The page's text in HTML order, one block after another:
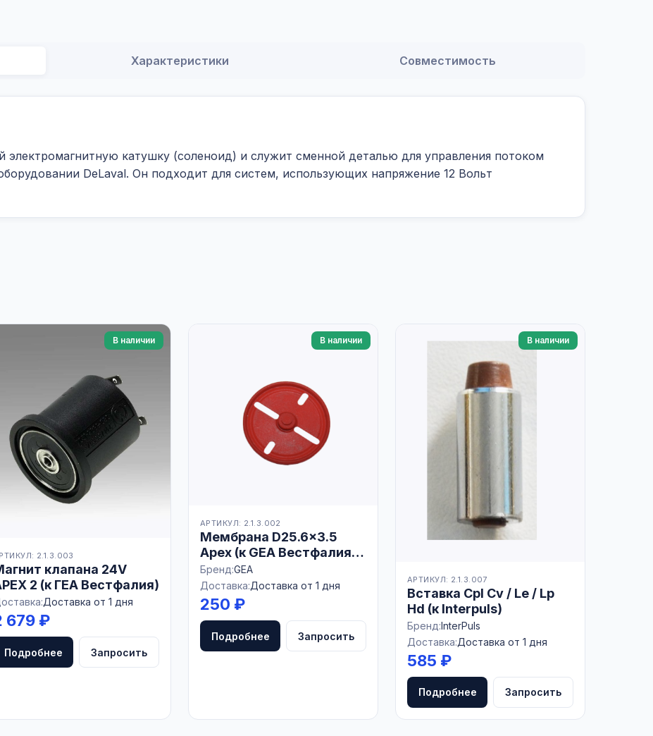
Характеристики Совместимость
электромагнитную катушку (соленоид) и служит сменной деталью для управления потоком
DeLaval. Он подходит для систем, использующих напряжение 12 Вольт
В наличии
2.1.3.003
клапана 24V
2 (к ГЕА Вестфалия)
Доставка от 1 дня
679 ₽
Подробнее Запросить
В наличии
АРТИКУЛ: 2.1.3.002
Мембрана D25.6×3.5
Apex (к GEA Вестфалия)
7051-1703-000/1
Бренд:GEA
Доставка:Доставка от 1 дня
250 ₽
Подробнее Запросить
В наличии
АРТИКУЛ: 2.1.3.007
Вставка Cpl Cv / Le / Lp
Hd (к Interpuls)
Бренд:InterPuls
Доставка:Доставка от 1 дня
585 ₽
Подробнее Запросить